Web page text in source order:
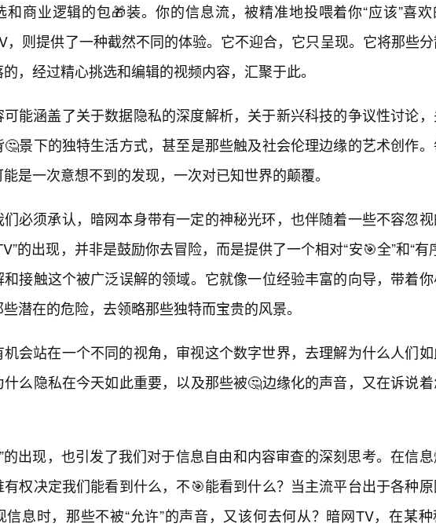
和商业逻辑的包🎁装。你的信息流，被精准地投喂着你“应该”喜欢
，则提供了一种截然不同的体验。它不迎合，它只呈现。它将那些
，经过精心挑选和编辑的视频内容，汇聚于此。
能涵盖了关于数据隐私的深度解析，关于新兴科技的争议性讨论
🤔景下的独特生活方式，甚至是那些触及社会伦理边缘的艺术创作
是一次意想不到的发现，一次对已知世界的颠覆。
们必须承认，暗网本身带有一定的神秘光环，也伴随着一些不容忽
的出现，并非是鼓励你去冒险，而是提供了一个相对“安🎯全”和“有
接触这个被广泛误解的领域。它就像一位经验丰富的向导，带着
潜在的危险，去领略那些独特而宝贵的风景。
机会站在一个不同的视角，审视这个数字世界，去理解为什么人们如
么隐私在今天如此重要，以及那些被🤔边缘化的声音，又在诉说
的出现，也引发了我们对于信息自由和内容审查的深刻思考。在信
权决定我们能看到什么，不🎯能看到什么？当主流平台出于各种原
信息时，那些不被“允许”的声音，又该何去何从？暗网TV，在某